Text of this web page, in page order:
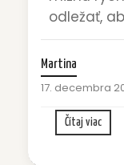
odležať,
Martina
17. decembra
Čítaj viac